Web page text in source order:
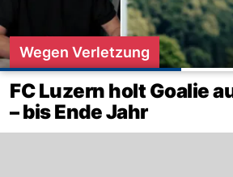
Wegen Verletzung
FC Luzern holt Goalie
– bis Ende Jahr